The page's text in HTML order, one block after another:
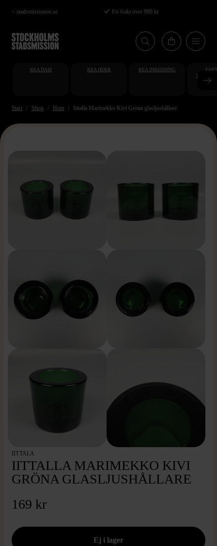
Hoppa
till
huvudinnehåll
< stadsmissionen.se Fri frakt över 990 kr
REA DAM REA HERR REA INREDNING
Start Shop Hem Iittalla Marimekko Kivi Gröna glasljushållare
IITTALA
IITTALLA MARIMEKKO KIVI
GRÖNA GLASLJUSHÅLLARE
169 kr